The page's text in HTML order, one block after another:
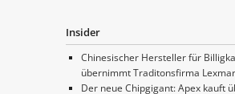
Insider
Chinesischer Hersteller für
übernimmt Traditonsfirma
Der neue Chipgigant: Apex kauft